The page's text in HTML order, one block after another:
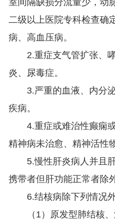
室间隔缺损分流量少，动
二级以上医院专科检查确
病、高血压病。
2.重症支气管扩张、
炎、尿毒症。
3.严重的血液、内分
疾病。
4.重症或难治性癫痫
精神病未治愈、精神活性
5.慢性肝炎病人并且
携带者但肝功能正常者除
6.结核病除下列情况
（1）原发型肺结核